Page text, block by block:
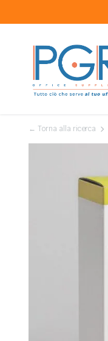
← Torna alla ricerca